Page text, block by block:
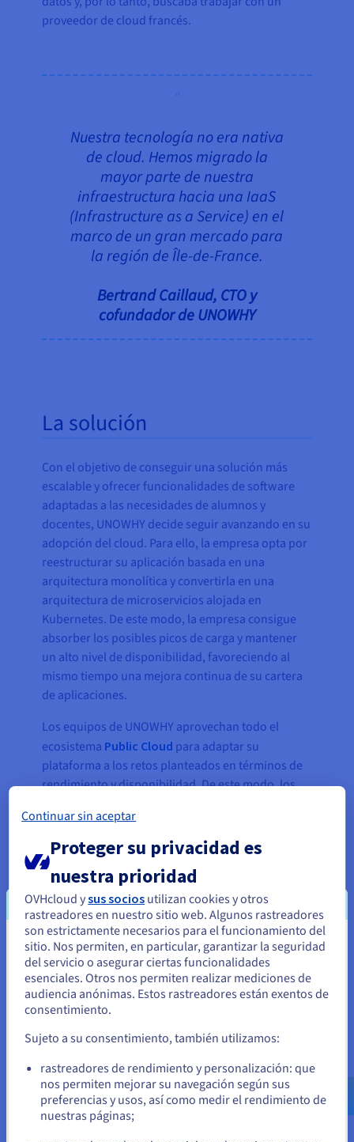
proveedor de cloud francés.
Nuestra tecnología no era nativa
de cloud. Hemos migrado la
mayor parte de nuestra
infraestructura hacia una IaaS
(Infrastructure as a Service) en el
marco de un gran mercado para
la región de Île-de-France.
Bertrand Caillaud, CTO y
cofundador de UNOWHY
La solución
Con el objetivo de conseguir una solución más
escalable y ofrecer funcionalidades de software
adaptadas a las necesidades de alumnos y
docentes, UNOWHY decide seguir avanzando en su
adopción del cloud. Para ello, la empresa opta por
reestructurar su aplicación basada en una
arquitectura monolítica y convertirla en una
arquitectura de microservicios alojada en
Kubernetes. De este modo, la empresa consigue
absorber los posibles picos de carga y mantener
un alto nivel de disponibilidad, favoreciendo al
mismo tiempo una mejora continua de su cartera
de aplicaciones.
Los equipos de UNOWHY aprovechan todo el
ecosistema Public Cloud para adaptar su
plataforma a los retos planteados en términos de
rendimiento y disponibilidad. De este modo, los
producción a sus más de 200 000 usuarios gracias
a una infraestructura fiable y escalable.
No tuvimos ningún problema de
disponibilidad ni de
mantenimiento de la carga
durante el complicado período
del confinamiento. La
flexibilidad de la tecnología
durante este período en el que se
registraron picos de carga nunca
antes vistos.
Bertrand Caillaud, CTO y
Parece que está ubicado en Estados
Unidos
Si quiere hacer un pedido desde Estados Unidos, deberá buscar
el sitio web adecuado y crear una cuenta.
us.ovhcloud.com/
Inglés USD - $
Continuar sin aceptar
Proteger su privacidad es
nuestra prioridad
OVHcloud ysus socios utilizan cookies y otros
rastreadores en nuestro sitio web. Algunos rastreadores
son estrictamente necesarios para el funcionamiento del
sitio. Nos permiten, en particular, garantizar la seguridad
del servicio o asegurar ciertas funcionalidades
esenciales. Otros nos permiten realizar mediciones de
audiencia anónimas. Estos rastreadores están exentos de
consentimiento.
Sujeto a su consentimiento, también utilizamos:
rastreadores de rendimiento y personalización: que
nos permiten mejorar su navegación según sus
preferencias y usos, así como medir el rendimiento de
nuestras páginas;